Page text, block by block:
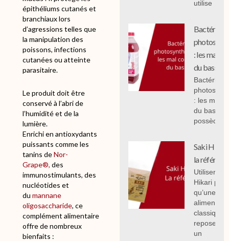
épithéliums cutanés et
branchiaux lors
d’agressions telles que
la manipulation des
poissons, infections
cutanées ou atteinte
parasitaire.
Le produit doit être
conservé à l’abri de
l’humidité et de la
lumière.
Enrichi en antioxydants
puissants comme les
tanins deNor-
Grape®, des
immunostimulants, des
nucléotides et
dumannane
oligosaccharide, ce
complément alimentaire
offre de nombreux
bienfaits :
utilise
Bactéries
: les mal
du bassin.
Bactéries
: les mal
du bassin,
possèdent
Saki
la
Utiliser
Hikari
qu’une
classique
repose sur
un